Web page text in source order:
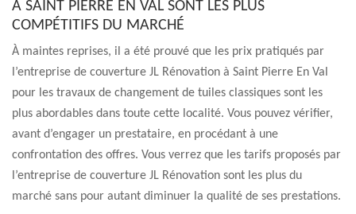
À SAINT PIERRE EN VAL SONT LES PLUS
COMPÉTITIFS DU MARCHÉ
À maintes reprises, il a été prouvé que les prix pratiqués par
l’entreprise de couverture JL Rénovation à Saint Pierre En Val
pour les travaux de changement de tuiles classiques sont les
plus abordables dans toute cette localité. Vous pouvez vérifier,
avant d’engager un prestataire, en procédant à une
confrontation des offres. Vous verrez que les tarifs proposés par
l’entreprise de couverture JL Rénovation sont les plus du
marché sans pour autant diminuer la qualité de ses prestations.